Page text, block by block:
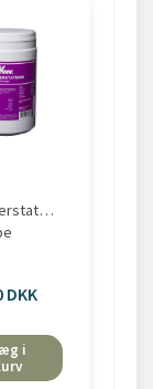
DKK
i